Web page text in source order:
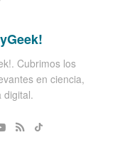
Cubrimos los
en ciencia,
digital.